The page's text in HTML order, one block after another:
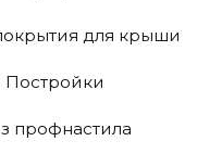
для крыши
Постройки
профнастила